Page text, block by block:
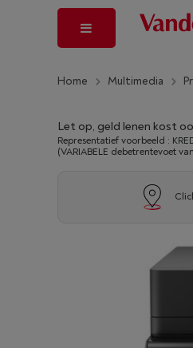
Home Multimedia
Let op, geld lenen kost
Representatief voorbeeld :
(VARIABELE debetrentevoet